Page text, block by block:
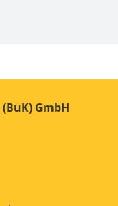
GmbH